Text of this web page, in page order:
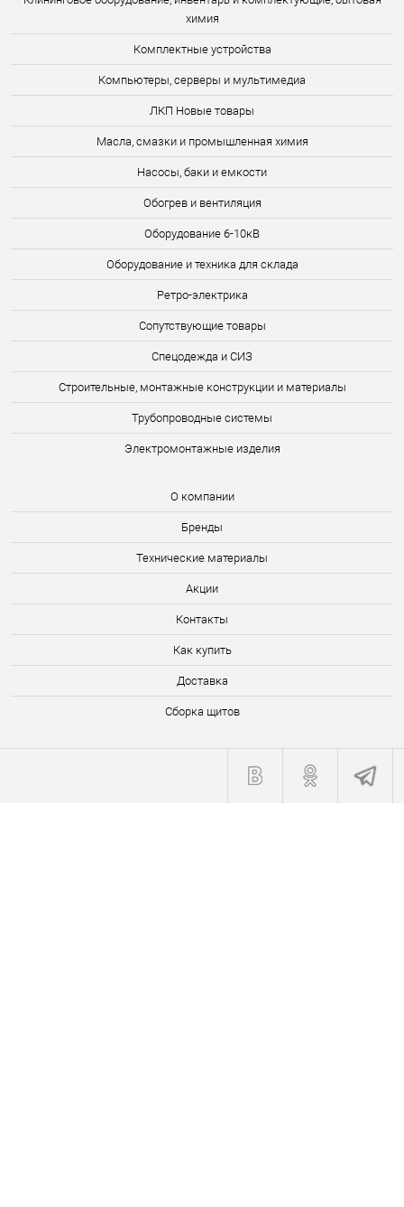
химия
Комплектные устройства
Компьютеры, серверы и мультимедиа
ЛКП Новые товары
Масла, смазки и промышленная химия
Насосы, баки и емкости
Обогрев и вентиляция
Оборудование 6-10кВ
Оборудование и техника для склада
Ретро-электрика
Сопутствующие товары
Спецодежда и СИЗ
Строительные, монтажные конструкции и материалы
Трубопроводные системы
Электромонтажные изделия
О компании
Бренды
Технические материалы
Акции
Контакты
Как купить
Доставка
Сборка щитов